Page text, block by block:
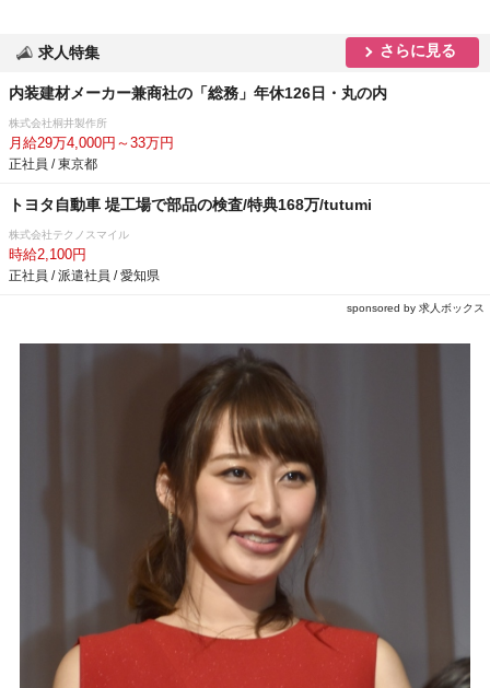
求人特集 さらに見る
内装建材メーカー兼商社の「総務」年休126日・丸の内
株式会社桐井製作所
月給29万4,000円～33万円
正社員 / 東京都
トヨタ自動車 堤工場で部品の検査/特典168万/tutumi
株式会社テクノスマイル
時給2,100円
正社員 / 派遣社員 / 愛知県
sponsored by 求人ボックス